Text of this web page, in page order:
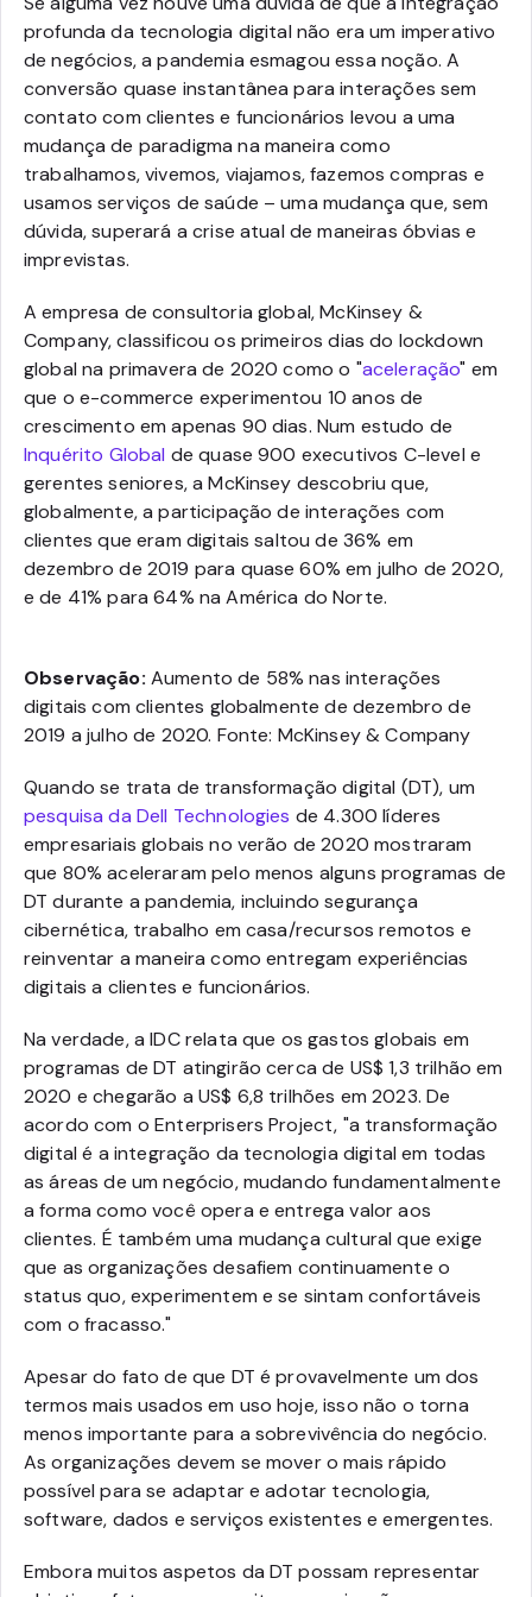
profunda da tecnologia digital não era um imperativo
de negócios, a pandemia esmagou essa noção. A
conversão quase instantânea para interações sem
contato com clientes e funcionários levou a uma
mudança de paradigma na maneira como
trabalhamos, vivemos, viajamos, fazemos compras e
usamos serviços de saúde – uma mudança que, sem
dúvida, superará a crise atual de maneiras óbvias e
imprevistas.
A empresa de consultoria global, McKinsey &
Company, classificou os primeiros dias do lockdown
global na primavera de 2020 como o "aceleração" em
que o e-commerce experimentou 10 anos de
crescimento em apenas 90 dias. Num estudo de
Inquérito Global de quase 900 executivos C-level e
gerentes seniores, a McKinsey descobriu que,
globalmente, a participação de interações com
clientes que eram digitais saltou de 36% em
dezembro de 2019 para quase 60% em julho de 2020,
e de 41% para 64% na América do Norte.
Observação: Aumento de 58% nas interações
digitais com clientes globalmente de dezembro de
2019 a julho de 2020. Fonte: McKinsey & Company
Quando se trata de transformação digital (DT), um
pesquisa da Dell Technologies de 4.300 líderes
empresariais globais no verão de 2020 mostraram
que 80% aceleraram pelo menos alguns programas de
DT durante a pandemia, incluindo segurança
cibernética, trabalho em casa/recursos remotos e
reinventar a maneira como entregam experiências
digitais a clientes e funcionários.
Na verdade, a IDC relata que os gastos globais em
programas de DT atingirão cerca de US$ 1,3 trilhão em
2020 e chegarão a US$ 6,8 trilhões em 2023. De
acordo com o Enterprisers Project, "a transformação
digital é a integração da tecnologia digital em todas
as áreas de um negócio, mudando fundamentalmente
a forma como você opera e entrega valor aos
clientes. É também uma mudança cultural que exige
que as organizações desafiem continuamente o
status quo, experimentem e se sintam confortáveis
com o fracasso."
Apesar do fato de que DT é provavelmente um dos
termos mais usados em uso hoje, isso não o torna
menos importante para a sobrevivência do negócio.
As organizações devem se mover o mais rápido
possível para se adaptar e adotar tecnologia,
software, dados e serviços existentes e emergentes.
Embora muitos aspetos da DT possam representar